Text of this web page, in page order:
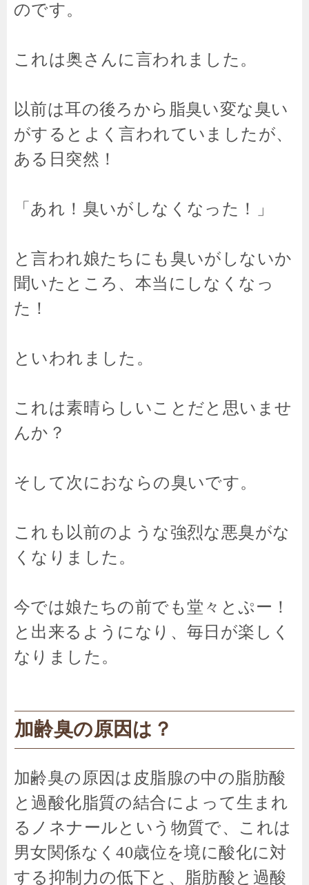
のです。
これは奥さんに言われました。
以前は耳の後ろから脂臭い変な臭い
がするとよく言われていましたが、
ある日突然！
「あれ！臭いがしなくなった！」
と言われ娘たちにも臭いがしないか
聞いたところ、本当にしなくなっ
た！
といわれました。
これは素晴らしいことだと思いませ
んか？
そして次におならの臭いです。
これも以前のような強烈な悪臭がな
くなりました。
今では娘たちの前でも堂々とぷー！
と出来るようになり、毎日が楽しく
なりました。
加齢臭の原因は？
加齢臭の原因は皮脂腺の中の脂肪酸
と過酸化脂質の結合によって生まれ
るノネナールという物質で、これは
男女関係なく40歳位を境に酸化に対
する抑制力の低下と、脂肪酸と過酸